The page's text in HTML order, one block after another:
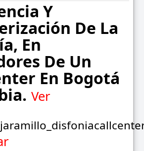
Y
De La
En
De Un
En Bogotá
Ver